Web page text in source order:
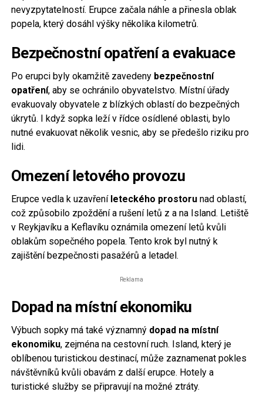
nevyzpytatelností. Erupce začala náhle a přinesla oblak
popela, který dosáhl výšky několika kilometrů.
Bezpečnostní opatření a evakuace
Po erupci byly okamžitě zavedeny bezpečnostní
opatření, aby se ochránilo obyvatelstvo. Místní úřady
evakuovaly obyvatele z blízkých oblastí do bezpečných
úkrytů. I když sopka leží v řídce osídlené oblasti, bylo
nutné evakuovat několik vesnic, aby se předešlo riziku pro
lidi.
Omezení letového provozu
Erupce vedla k uzavření leteckého prostorunad oblastí,
což způsobilo zpoždění a rušení letů z a na Island. Letiště
v Reykjavíku a Keflavíku oznámila omezení letů kvůli
oblakům sopečného popela. Tento krok byl nutný k
zajištění bezpečnosti pasažérů a letadel.
Reklama
Dopad na místní ekonomiku
Výbuch sopky má také významný dopad na místní
ekonomiku, zejména na cestovní ruch. Island, který je
oblíbenou turistickou destinací, může zaznamenat pokles
návštěvníků kvůli obavám z další erupce. Hotely a
turistické služby se připravují na možné ztráty.